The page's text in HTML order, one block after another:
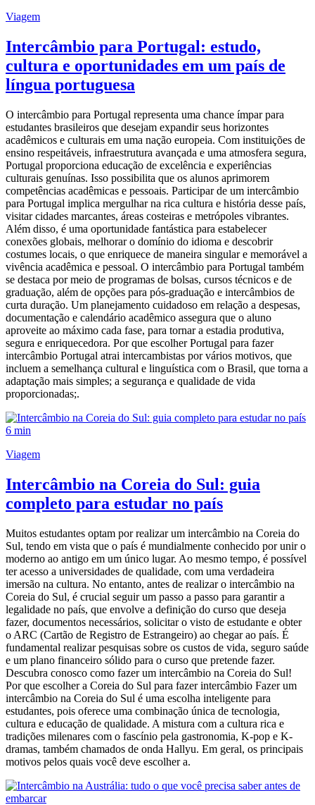
Viagem
Intercâmbio para Portugal: estudo,
cultura e oportunidades em um país de
língua portuguesa
O intercâmbio para Portugal representa uma chance ímpar para
estudantes brasileiros que desejam expandir seus horizontes
acadêmicos e culturais em uma nação europeia. Com instituições de
ensino respeitáveis, infraestrutura avançada e uma atmosfera segura,
Portugal proporciona educação de excelência e experiências
culturais genuínas. Isso possibilita que os alunos aprimorem
competências acadêmicas e pessoais. Participar de um intercâmbio
para Portugal implica mergulhar na rica cultura e história desse país,
visitar cidades marcantes, áreas costeiras e metrópoles vibrantes.
Além disso, é uma oportunidade fantástica para estabelecer
conexões globais, melhorar o domínio do idioma e descobrir
costumes locais, o que enriquece de maneira singular e memorável a
vivência acadêmica e pessoal. O intercâmbio para Portugal também
se destaca por meio de programas de bolsas, cursos técnicos e de
graduação, além de opções para pós-graduação e intercâmbios de
curta duração. Um planejamento cuidadoso em relação a despesas,
documentação e calendário acadêmico assegura que o aluno
aproveite ao máximo cada fase, para tornar a estadia produtiva,
segura e enriquecedora. Por que escolher Portugal para fazer
intercâmbio Portugal atrai intercambistas por vários motivos, que
incluem a semelhança cultural e linguística com o Brasil, que torna a
adaptação mais simples; a segurança e qualidade de vida
proporcionadas;.
6 min
Viagem
Intercâmbio na Coreia do Sul: guia
completo para estudar no país
Muitos estudantes optam por realizar um intercâmbio na Coreia do
Sul, tendo em vista que o país é mundialmente conhecido por unir o
moderno ao antigo em um único lugar. Ao mesmo tempo, é possível
ter acesso a universidades de qualidade, com uma verdadeira
imersão na cultura. No entanto, antes de realizar o intercâmbio na
Coreia do Sul, é crucial seguir um passo a passo para garantir a
legalidade no país, que envolve a definição do curso que deseja
fazer, documentos necessários, solicitar o visto de estudante e obter
o ARC (Cartão de Registro de Estrangeiro) ao chegar ao país. É
fundamental realizar pesquisas sobre os custos de vida, seguro saúde
e um plano financeiro sólido para o curso que pretende fazer.
Descubra conosco como fazer um intercâmbio na Coreia do Sul!
Por que escolher a Coreia do Sul para fazer intercâmbio Fazer um
intercâmbio na Coreia do Sul é uma escolha inteligente para
estudantes, pois oferece uma combinação única de tecnologia,
cultura e educação de qualidade. A mistura com a cultura rica e
tradições milenares com o fascínio pela gastronomia, K-pop e K-
dramas, também chamados de onda Hallyu. Em geral, os principais
motivos pelos quais você deve escolher a.